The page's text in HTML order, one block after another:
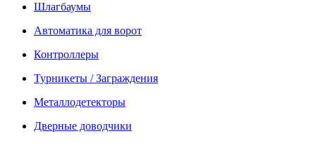
Шлагбаумы
Автоматика для ворот
Контроллеры
Турникеты / Заграждения
Металлодетекторы
Дверные доводчики